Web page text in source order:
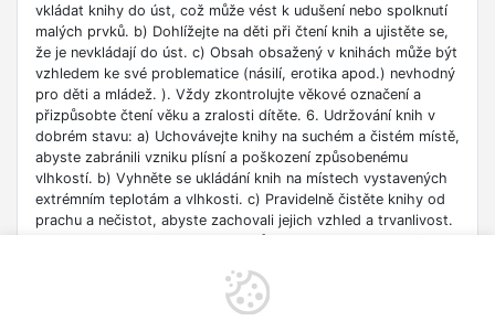
vkládat knihy do úst, což může vést k udušení nebo spolknutí
malých prvků. b) Dohlížejte na děti při čtení knih a ujistěte se,
že je nevkládají do úst. c) Obsah obsažený v knihách může být
vzhledem ke své problematice (násilí, erotika apod.) nevhodný
pro děti a mládež. ). Vždy zkontrolujte věkové označení a
přizpůsobte čtení věku a zralosti dítěte. 6. Udržování knih v
dobrém stavu: a) Uchovávejte knihy na suchém a čistém místě,
abyste zabránili vzniku plísní a poškození způsobenému
vlhkostí. b) Vyhněte se ukládání knih na místech vystavených
extrémním teplotám a vlhkosti. c) Pravidelně čistěte knihy od
prachu a nečistot, abyste zachovali jejich vzhled a trvanlivost.
vzdělávací nebo profesní účely. b) Věnujte pozornost datu
vydání, protože znalosti v některých oblastech se rychle